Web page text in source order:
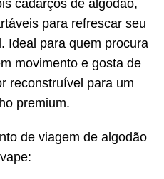
cadarços de algodão,
​​para refrescar seu
Ideal para quem procura
movimento e gosta de
reconstruível para um
premium.
de viagem de algodão